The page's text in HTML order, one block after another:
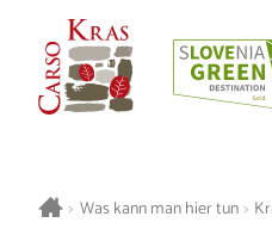
> Was kann man hier tun >